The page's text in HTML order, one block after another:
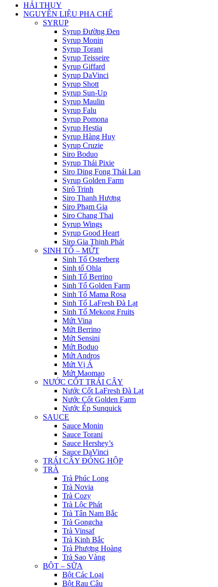
HẢI THỤY
NGUYÊN LIỆU PHA CHẾ
SYRUP
Syrup Đường Đen
Syrup Monin
Syrup Torani
Syrup Teisseire
Syrup Giffard
Syrup DaVinci
Syrup Shott
Syrup Sun-Up
Syrup Maulin
Syrup Falu
Syrup Pomona
Syrup Hestia
Syrup Hàng Huy
Syrup Cruzie
Siro Boduo
Syrup Thái Pixie
Siro Ding Fong Thái Lan
Syrup Golden Farm
Sirô Trinh
Siro Thanh Hương
Siro Phạm Gia
Siro Chang Thai
Syrup Wings
Syrup Good Heart
Siro Gia Thịnh Phát
SINH TỐ – MỨT
Sinh Tố Osterberg
Sinh tố Ohla
Sinh Tố Berrino
Sinh Tố Golden Farm
Sinh Tố Mama Rosa
Sinh Tố LaFresh Đà Lạt
Sinh Tố Mekong Fruits
Mứt Vina
Mứt Berrino
Mứt Sensini
Mứt Boduo
Mứt Andros
Mứt Vị Á
Mứt Maomao
NƯỚC CỐT TRÁI CÂY
Nước Cốt LaFresh Đà Lạt
Nước Cốt Golden Farm
Nước Ép Sunquick
SAUCE
Sauce Monin
Sauce Torani
Sauce Hershey’s
Sauce DaVinci
TRÁI CÂY ĐÓNG HỘP
TRÀ
Trà Phúc Long
Trà Novia
Trà Cozy
Trà Lộc Phát
Trà Tân Nam Bắc
Trà Gongcha
Trà Vinsaf
Trà Kinh Bắc
Trà Phượng Hoàng
Trà Sao Vàng
BỘT – SỮA
Bột Các Loại
Bột Rau Câu